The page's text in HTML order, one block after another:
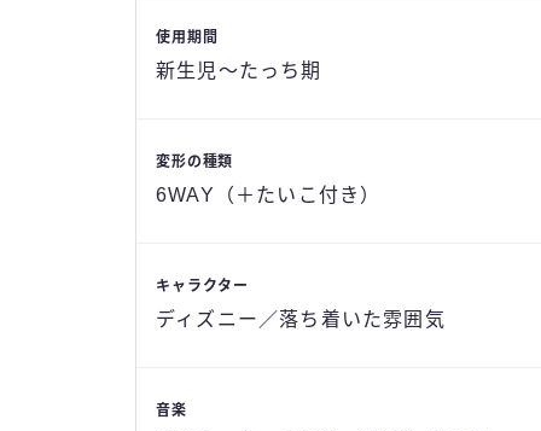
使用期間
新生児〜たっち期
変形の種類
6WAY（＋たいこ付き）
キャラクター
ディズニー／落ち着いた雰囲気
音楽